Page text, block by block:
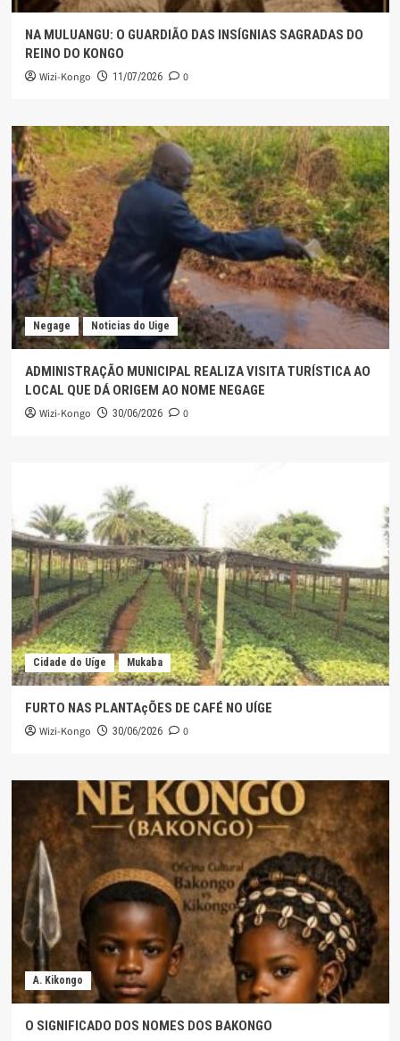
NA MULUANGU: O GUARDIÃO DAS INSÍGNIAS SAGRADAS DO
REINO DO KONGO
Wizi-Kongo 11/07/2026 0
Negage Noticias do Uige
ADMINISTRAÇÃO MUNICIPAL REALIZA VISITA TURÍSTICA AO
LOCAL QUE DÁ ORIGEM AO NOME NEGAGE
Wizi-Kongo 30/06/2026 0
Cidade do Uíge Mukaba
FURTO NAS PLANTAçÕES DE CAFÉ NO UÍGE
Wizi-Kongo 30/06/2026 0
A. Kikongo
O SIGNIFICADO DOS NOMES DOS BAKONGO